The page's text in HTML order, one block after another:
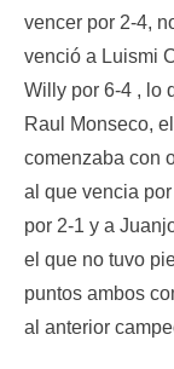
vencer por 2-4,
venció a Luismi
Willy por 6-4 , lo
Raul Monseco,
comenzaba con
al que vencia
por 2-1 y a
el que no tuvo
puntos ambos
al anterior